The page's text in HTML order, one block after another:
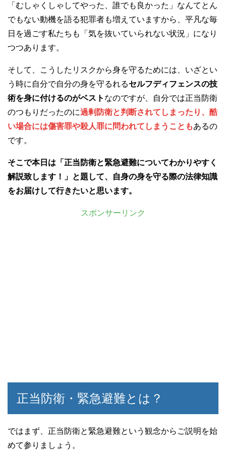
「むしゃくしゃしてやった、誰でも良かった」なんてとん
でもない動機を語る犯罪者も増えていますから、平凡な毎
日を過ごす私たちも「気を抜いていられない状況」になり
つつあります。
そして、こうしたリスクから身を守るためには、いざとい
う時に自分で自分の身を守るれるセルフディフェンスの技
術を身に付けるのがベスト なのですが、自分では正当防衛
のつもりだったのに過剰防衛と判断されてしまったり、酷
い場合には傷害罪や殺人罪に問われてしまうこともあるの
です。
そこで本日は「 正当防衛と緊急避難についてわかりやすく
解説致します！」と題して、自身の身を守る際の法律知識
をお届けして行きたいと思います。
スポンサーリンク
正当防衛・緊急避難とは？
ではまず、正当防衛と緊急避難という観念からご説明を始
めて参りましょう。